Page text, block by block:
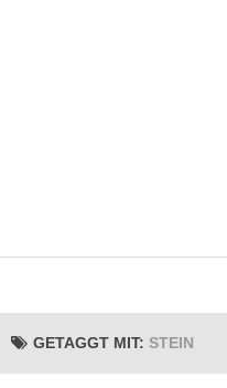
GETAGGT MIT: STEIN